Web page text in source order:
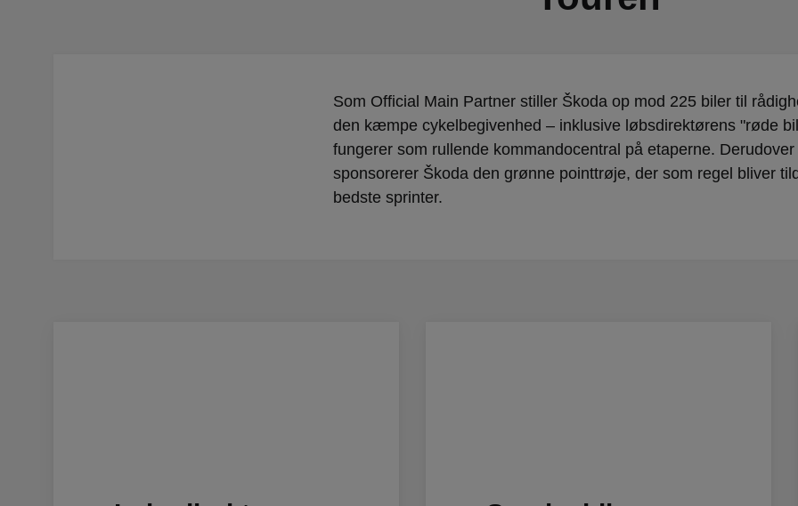
Som Official Main Partner stiller Škoda op mod 225 biler til
den kæmpe cykelbegivenhed – inklusive løbsdirektørens "røde
fungerer som rullende kommandocentral på etaperne. Derudover
sponsorerer Škoda den grønne pointtrøje, der som regel bliver
bedste sprinter.